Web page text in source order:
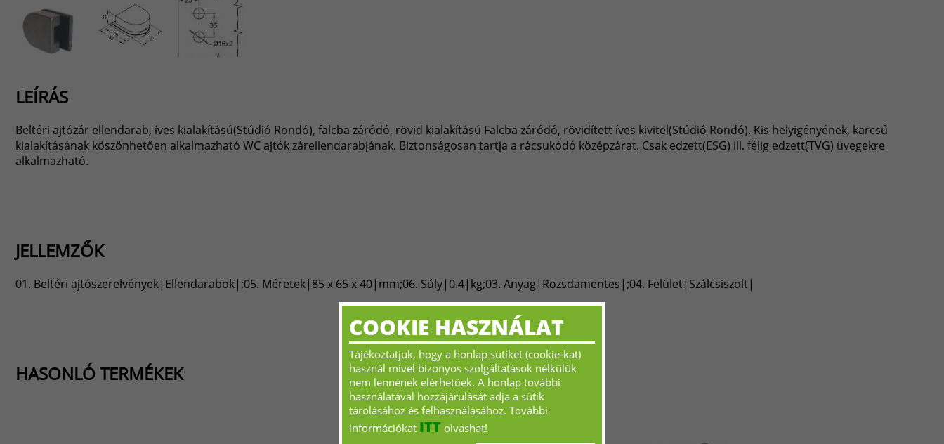
LEÍRÁS
Beltéri ajtózár ellendarab, íves kialakítású(Stúdió Rondó), falcba záródó, rövid kialakítású Falcba záródó, rövidített íves kivitel(Stúdió Rondó). Kis helyigényének, karcsú
kialakításának köszönhetően alkalmazható WC ajtók zárellendarabjának. Biztonságosan tartja a rácsukódó középzárat. Csak edzett(ESG) ill. félig edzett(TVG) üvegekre
alkalmazható.
JELLEMZŐK
01. Beltéri ajtószerelvények|Ellendarabok|;05. Méretek|85 x 65 x 40|mm;06. Súly|0.4|kg;03. Anyag|Rozsdamentes|;04. Felület|Szálcsiszolt|
HASONLÓ TERMÉKEK
COOKIE HASZNÁLAT
Tájékoztatjuk, hogy a honlap sütiket (cookie-kat)
használ mivel bizonyos szolgáltatások nélkülük
nem lennének elérhetőek. A honlap további
használatával hozzájárulását adja a sütik
tárolásához és felhasználásához. További
információkat ITT olvashat!